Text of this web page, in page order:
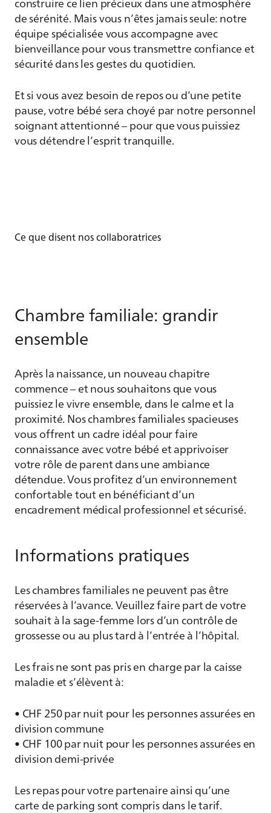
de sérénité. Mais vous n’êtes jamais seule: notre
équipe spécialisée vous accompagne avec
bienveillance pour vous transmettre confiance et
sécurité dans les gestes du quotidien.
Et si vous avez besoin de repos ou d’une petite
pause, votre bébé sera choyé par notre personnel
soignant attentionné – pour que vous puissiez
vous détendre l’esprit tranquille.
Ce que disent nos collaboratrices
Chambre familiale: grandir
ensemble
Après la naissance, un nouveau chapitre
commence – et nous souhaitons que vous
puissiez le vivre ensemble, dans le calme et la
proximité. Nos chambres familiales spacieuses
vous offrent un cadre idéal pour faire
connaissance avec votre bébé et apprivoiser
votre rôle de parent dans une ambiance
détendue. Vous profitez d’un environnement
confortable tout en bénéficiant d’un
encadrement médical professionnel et sécurisé.
Informations pratiques
Les chambres familiales ne peuvent pas être
réservées à l’avance. Veuillez faire part de votre
souhait à la sage-femme lors d’un contrôle de
grossesse ou au plus tard à l’entrée à l’hôpital.
Les frais ne sont pas pris en charge par la caisse
maladie et s’élèvent à:
• CHF 250 par nuit pour les personnes assurées en
division commune
• CHF 100 par nuit pour les personnes assurées en
division demi-privée
Les repas pour votre partenaire ainsi qu’une
carte de parking sont compris dans le tarif.